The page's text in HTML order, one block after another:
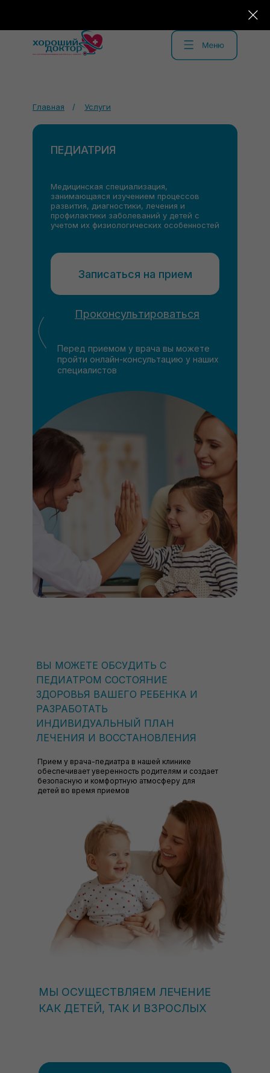
ПЕДИАТРИЯ
Медицинская специализация,
занимающаяся изучением процессов
развития, диагностики, лечения и
профилактики заболеваний у детей с
учетом их физиологических особенностей
Проконсультироваться
Записаться на прием
Перед приемом у врача вы можете
пройти онлайн-консультацию у наших
специалистов
Главная / Услуги
ВЫ МОЖЕТЕ ОБСУДИТЬ С
ПЕДИАТРОМ СОСТОЯНИЕ
ЗДОРОВЬЯ ВАШЕГО РЕБЕНКА И
РАЗРАБОТАТЬ
ИНДИВИДУАЛЬНЫЙ ПЛАН
ЛЕЧЕНИЯ И ВОССТАНОВЛЕНИЯ
Прием у врача-педиатра в нашей клинике
обеспечивает уверенность родителям и создает
безопасную и комфортную атмосферу для
детей во время приемов
МЫ ОСУЩЕСТВЛЯЕМ ЛЕЧЕНИЕ
КАК ДЕТЕЙ, ТАК И ВЗРОСЛЫХ